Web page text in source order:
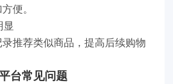
便。
推荐类似商品，提高后续购物
台常见问题